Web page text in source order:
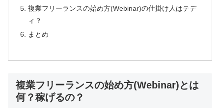
複業フリーランスの始め方(Webinar)の仕掛け人はテデ
ィ？
まとめ
複業フリーランスの始め方(Webinar)とは
何？稼げるの？